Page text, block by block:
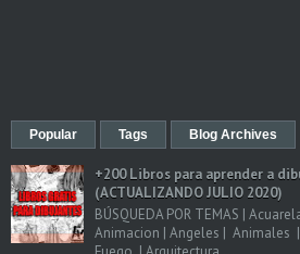
Popular Tags Blog Archives
+200 Libros para aprender a
(ACTUALIZANDO JULIO 2020)
BÚSQUEDA POR TEMAS |
Animacion | Angeles | Animales